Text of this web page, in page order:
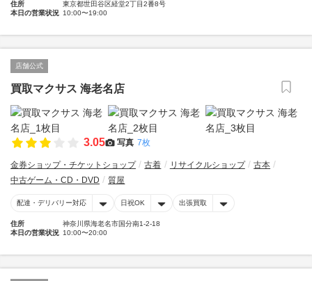
住所
東京都世田谷区経堂2丁目2番8号
本日の営業状況 10:00〜19:00
店舗公式
買取マクサス 海老名店
3.05 写真 7枚
金券ショップ・チケットショップ 古着 リサイクルショップ
古本
中古ゲーム・CD・DVD
質屋
配達・デリバリー対応 日祝OK 出張買取
住所
神奈川県海老名市国分南1-2-18
本日の営業状況 10:00〜20:00